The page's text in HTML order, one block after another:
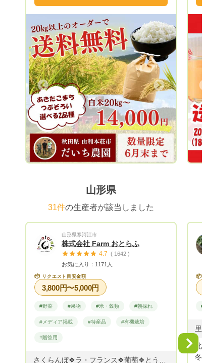
始めました。 作物 お米 あきたこまち
つぶぞろい コシヒカリ 野菜 キャ
ベツ ミニトマト アスパラガス サラダ
無農薬 イタリア野菜
Next
6
味
い。 第124回県
Previous
山形県
31件の生産者が該当しました
山形県寒河江市
株式会社 Farm おとらふ
4.7 ( 1642 )
お気に入り：1171人
📦 リクエスト目安金額
3,800円〜5,000円
#野菜 #果物 #米・穀類 #朝採れ
#メディア掲載 #特産品 #有機栽培
#贈答用
📦